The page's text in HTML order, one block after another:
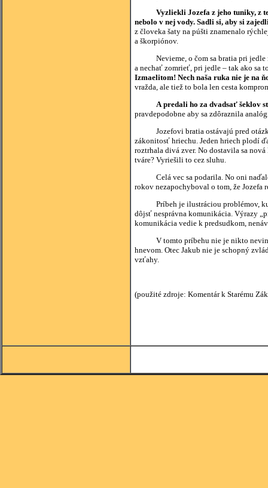
Vyzliekli Jozefa z jeho tuniky, z
nebolo v nej vody. Sadli si, aby si
z človeka šaty na púšti znamenalo
a škorpiónov.
Nevieme, o čom sa bratia pri jedle
a nechať zomrieť, pri jedle – tak ako sa
Izmaelitom! Nech naša ruka nie je na
vražda, ale tiež to bola len cesta
A predali ho za dvadsať šeklov
pravdepodobne aby sa zdôraznila
Jozefovi bratia ostávajú pred
zákonitosť hriechu. Jeden hriech plodí
roztrhala divá zver. No dostavila sa
tváre? Vyriešili to cez sluhu.
Celá vec sa podarila. No oni naďalej
rokov nezapochyboval o tom, že Jozefa
Príbeh je ilustráciou problémov, ku
dôjsť nesprávna komunikácia. Výrazy
komunikácia vedie k predsudkom,
V tomto príbehu nie je nikto nevinný.
hnevom. Otec Jakub nie je schopný
vzťahy.
(použité zdroje: Komentár k Starému